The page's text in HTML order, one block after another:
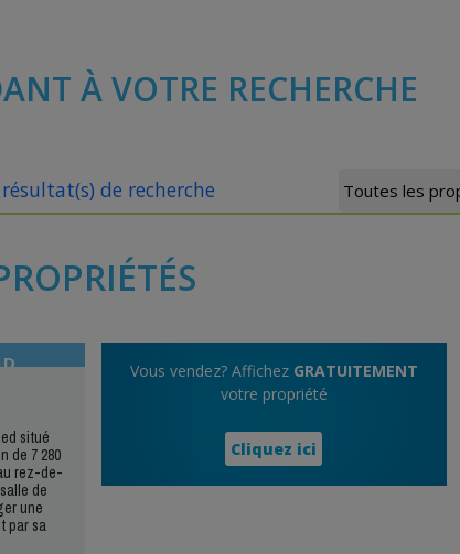
À VOTRE RECHERCHE
de recherche
situé
de 7 280
rez-de-
de
une
par sa
Vous vendez? Affichez GRATUITEMENT
votre propriété
Cliquez ici